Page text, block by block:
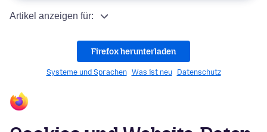
Artikel anzeigen für:
Firefox herunterladen
Systeme und Sprachen Was ist neu Datenschutz